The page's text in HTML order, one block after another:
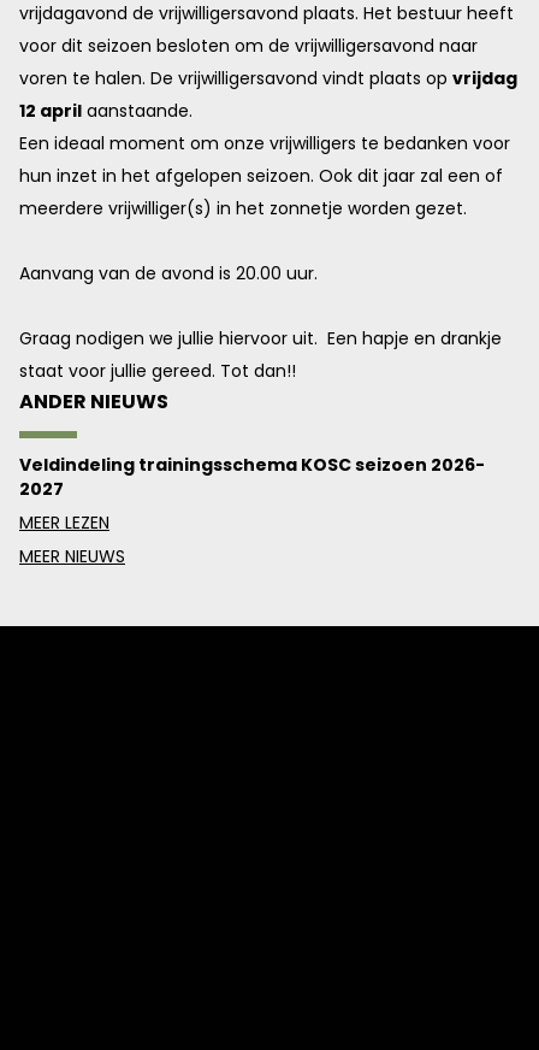
vrijdagavond de vrijwilligersavond plaats. Het bestuur heeft
voor dit seizoen besloten om de vrijwilligersavond naar
voren te halen. De vrijwilligersavond vindt plaats op vrijdag
12 april aanstaande.
Een ideaal moment om onze vrijwilligers te bedanken voor
hun inzet in het afgelopen seizoen. Ook dit jaar zal een of
meerdere vrijwilliger(s) in het zonnetje worden gezet.
Aanvang van de avond is 20.00 uur.
Graag nodigen we jullie hiervoor uit. Een hapje en drankje
staat voor jullie gereed. Tot dan!!
ANDER NIEUWS
Veldindeling trainingsschema KOSC seizoen 2026-
2027
MEER LEZEN
MEER NIEUWS